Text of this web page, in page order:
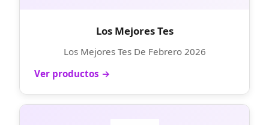
Los Mejores Tes
Los Mejores Tes De Febrero 2026
Ver productos →